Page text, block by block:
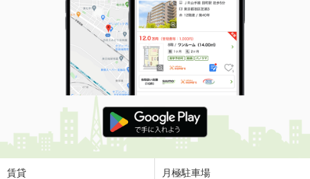
賃貸 月極駐車場